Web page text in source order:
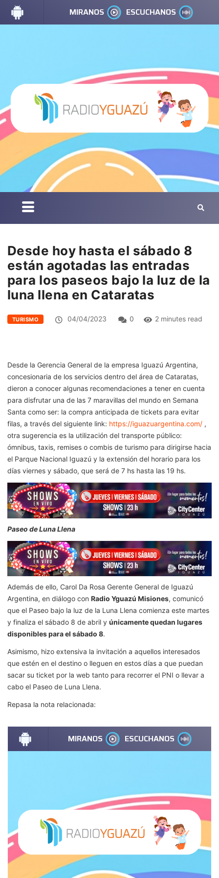
MIRANOS ESCUCHANOS
Desde hoy hasta el sábado 8
están agotadas las entradas
para los paseos bajo la luz de la
luna llena en Cataratas
TURISMO 04/04/2023 0 2 minutes read
Desde la Gerencia General de la empresa Iguazú Argentina,
concesionaria de los servicios dentro del área de Cataratas,
dieron a conocer algunas recomendaciones a tener en cuenta
para disfrutar una de las 7 maravillas del mundo en Semana
Santa como ser: la compra anticipada de tickets para evitar
filas, a través del siguiente link: https://iguazuargentina.com/ ,
otra sugerencia es la utilización del transporte público:
ómnibus, taxis, remises o combis de turismo para dirigirse hacia
el Parque Nacional Iguazú y la extensión del horario para los
días viernes y sábado, que será de 7 hs hasta las 19 hs.
Paseo de Luna Llena
Además de ello, Carol Da Rosa Gerente General de Iguazú
Argentina, en diálogo con Radio Yguazú Misiones, comunicó
que el Paseo bajo la luz de la Luna Llena comienza este martes
y finaliza el sábado 8 de abril y únicamente quedan lugares
disponibles para el sábado 8.
Asimismo, hizo extensiva la invitación a aquellos interesados
que estén en el destino o lleguen en estos días a que puedan
sacar su ticket por la web tanto para recorrer el PNI o llevar a
cabo el Paseo de Luna Llena.
Repasa la nota relacionada: